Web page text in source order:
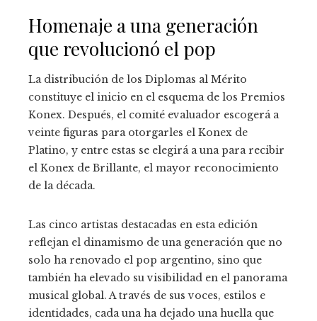
Homenaje a una generación
que revolucionó el pop
La distribución de los Diplomas al Mérito
constituye el inicio en el esquema de los Premios
Konex. Después, el comité evaluador escogerá a
veinte figuras para otorgarles el Konex de
Platino, y entre estas se elegirá a una para recibir
el Konex de Brillante, el mayor reconocimiento
de la década.
Las cinco artistas destacadas en esta edición
reflejan el dinamismo de una generación que no
solo ha renovado el pop argentino, sino que
también ha elevado su visibilidad en el panorama
musical global. A través de sus voces, estilos e
identidades, cada una ha dejado una huella que